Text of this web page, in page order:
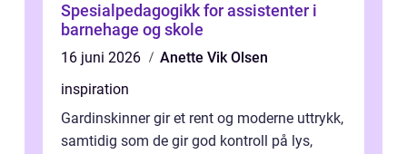
Spesialpedagogikk for assistenter i
barnehage og skole
16 juni 2026
Anette Vik Olsen
inspiration
Gardinskinner gir et rent og moderne uttrykk,
samtidig som de gir god kontroll på lys,